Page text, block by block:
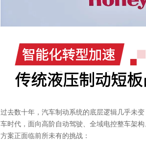
过去数十年，汽车制动系统的底层逻辑几乎未
车时代，面向高阶自动驾驶、全域电控整车架
方案正面临前所未有的挑战：